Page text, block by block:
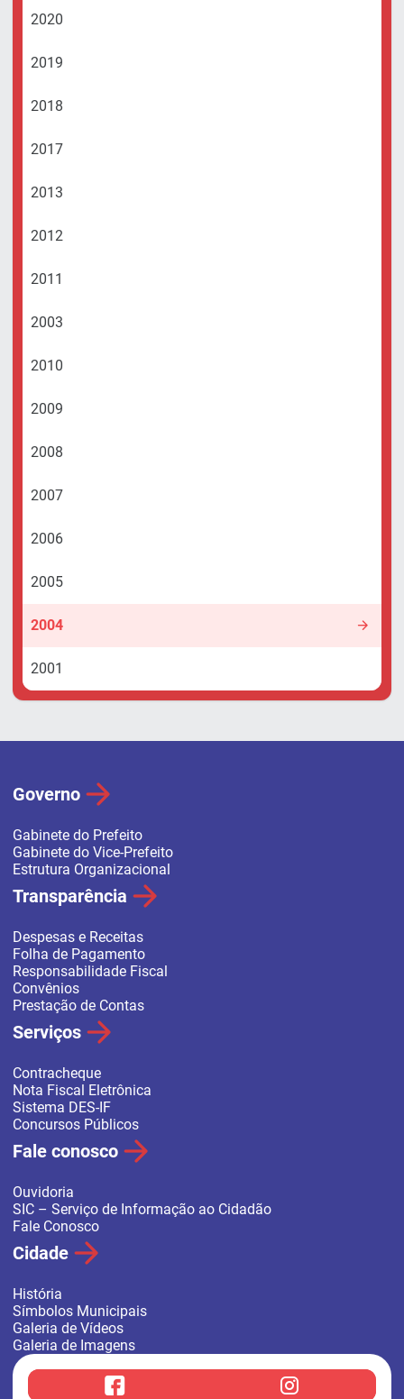
2020
2019
2018
2017
2013
2012
2011
2003
2010
2009
2008
2007
2006
2005
2004
2001
Governo
Gabinete do Prefeito
Gabinete do Vice-Prefeito
Estrutura Organizacional
Transparência
Despesas e Receitas
Folha de Pagamento
Responsabilidade Fiscal
Convênios
Prestação de Contas
Serviços
Contracheque
Nota Fiscal Eletrônica
Sistema DES-IF
Concursos Públicos
Fale conosco
Ouvidoria
SIC – Serviço de Informação ao Cidadão
Fale Conosco
Cidade
História
Símbolos Municipais
Galeria de Vídeos
Galeria de Imagens
f
a
n